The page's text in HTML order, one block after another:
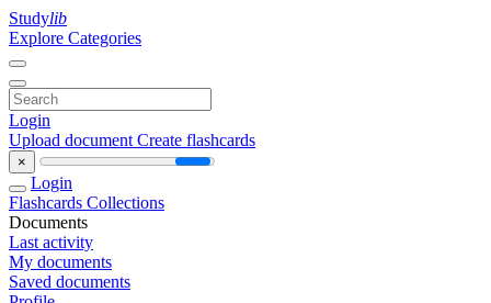
Studylib
Explore Categories
Login
Upload document Create flashcards
×
Login
Flashcards Collections
Documents
Last activity
My documents
Saved documents